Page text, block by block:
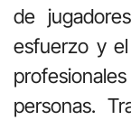
de
esfuerzo y
personas.